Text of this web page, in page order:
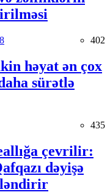
402
həyat ən çox
sürətlə
435
çevrilir:
dəyişə